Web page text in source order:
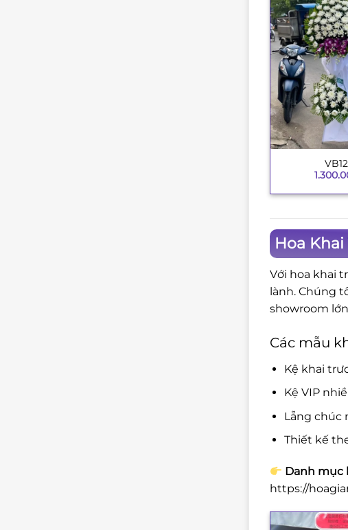
Hoa
Với hoa khai
lành. Chúng
showroom
Các mẫu
Kệ khai
Kệ VIP
Lẵng chúc
Thiết kế
Danh mục
https://